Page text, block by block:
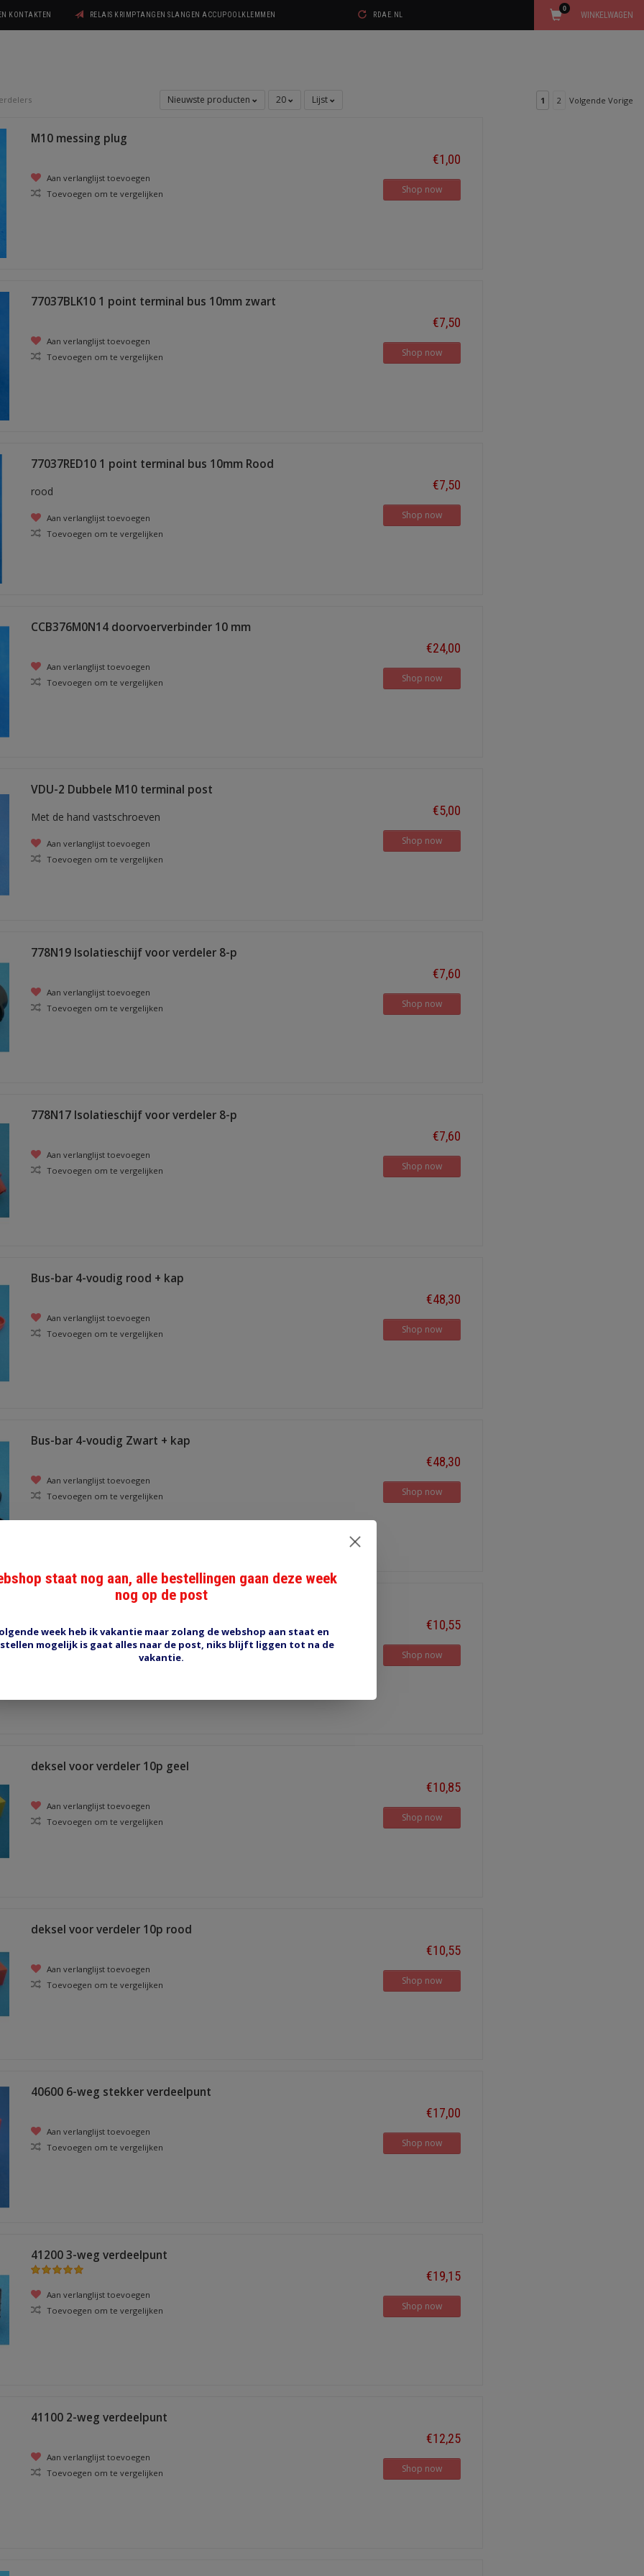
KONTAKTEN RELAIS KRIMPTANGEN SLANGEN ACCUPOOLKLEMMEN RDAE.NL WINKELWAGEN
0
Nieuwste producten 20 Lijst 1 2 Volgende Vorige
M10 messing plug
Aan verlanglijst toevoegen
Toevoegen om te vergelijken
€1,00
Shop now
77037BLK10 1 point terminal bus 10mm zwart
Aan verlanglijst toevoegen
Toevoegen om te vergelijken
€7,50
Shop now
77037RED10 1 point terminal bus 10mm Rood
rood
Aan verlanglijst toevoegen
Toevoegen om te vergelijken
€7,50
Shop now
CCB376M0N14 doorvoerverbinder 10 mm
Aan verlanglijst toevoegen
Toevoegen om te vergelijken
€24,00
Shop now
VDU-2 Dubbele M10 terminal post
Met de hand vastschroeven
Aan verlanglijst toevoegen
Toevoegen om te vergelijken
€5,00
Shop now
778N19 Isolatieschijf voor verdeler 8-p
Aan verlanglijst toevoegen
Toevoegen om te vergelijken
€7,60
Shop now
778N17 Isolatieschijf voor verdeler 8-p
Aan verlanglijst toevoegen
Toevoegen om te vergelijken
€7,60
Shop now
Bus-bar 4-voudig rood + kap
Aan verlanglijst toevoegen
Toevoegen om te vergelijken
€48,30
Shop now
Bus-bar 4-voudig Zwart + kap
Aan verlanglijst toevoegen
Toevoegen om te vergelijken
€48,30
Shop now
deksel voor verdeler 10p zwart
Aan verlanglijst toevoegen
Toevoegen om te vergelijken
€10,55
Shop now
deksel voor verdeler 10p geel
Aan verlanglijst toevoegen
Toevoegen om te vergelijken
€10,85
Shop now
deksel voor verdeler 10p rood
Aan verlanglijst toevoegen
Toevoegen om te vergelijken
€10,55
Shop now
40600 6-weg stekker verdeelpunt
Aan verlanglijst toevoegen
Toevoegen om te vergelijken
€17,00
Shop now
41200 3-weg verdeelpunt
Aan verlanglijst toevoegen
Toevoegen om te vergelijken
€19,15
Shop now
41100 2-weg verdeelpunt
Aan verlanglijst toevoegen
Toevoegen om te vergelijken
€12,25
Shop now
staat nog aan, alle bestellingen gaan deze week
nog op de post
week heb ik vakantie maar zolang de webshop aan staat en
mogelijk is gaat alles naar de post, niks blijft liggen tot na de
vakantie.